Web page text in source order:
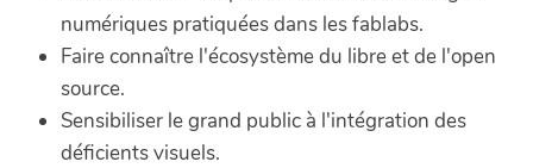
numériques pratiquées dans les fablabs.
Faire connaître l'écosystème du libre et de l'open
source.
Sensibiliser le grand public à l'intégration des
déficients visuels.